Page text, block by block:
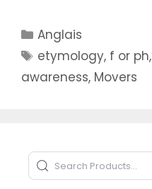
Catégories
Anglais
Étiquettes
etymology, f or ph,
awareness, Movers
Search Products
Type to search products